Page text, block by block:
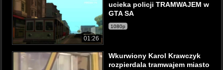
01:26
ucieka policji TRAMWAJEM w
GTA SA
1080p
Wkurwiony Karol Krawczyk
rozpierdala tramwajem miasto